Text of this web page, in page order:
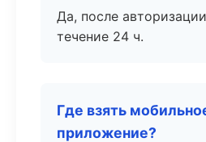
Да, после
течение 24 ч.
Где взять
приложение?